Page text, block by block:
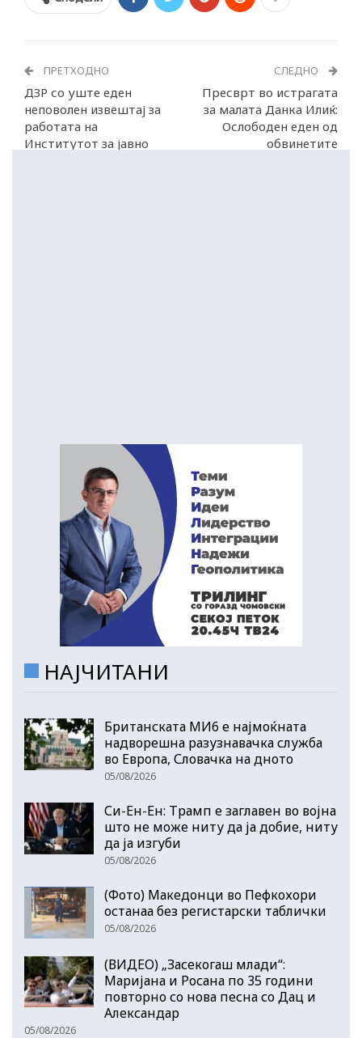
ПРЕТХОДНО
ДЗР со уште еден
неповолен извештај за
работата на
Институтот за јавно
СЛЕДНО
Пресврт во истрагата
за малата Данка Илиќ:
Ослободен еден од
обвинетите
НАЈЧИТАНИ
Британската МИ6 е најмоќната
надворешна разузнавачка служба
во Европа, Словачка на дното
05/08/2026
Си-Ен-Ен: Трамп е заглавен во војна
што не може ниту да ја добие, ниту
да ја изгуби
05/08/2026
(Фото) Македонци во Пефкохори
останаа без регистарски таблички
05/08/2026
(ВИДЕО) „Засекогаш млади“:
Маријана и Росана по 35 години
повторно со нова песна со Дац и
Александар
05/08/2026